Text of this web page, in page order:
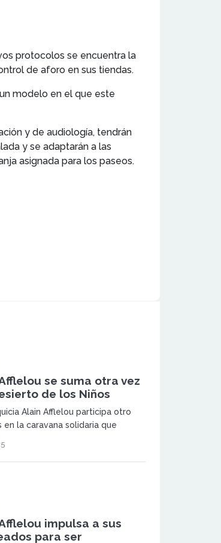
protocolos se encuentra la
de aforo en sus tiendas.
modelo en el que este
y de audiología, tendrán
y se adaptarán a las
asignada para los paseos.
se suma otra vez
de los Niños
Alain Afflelou participa otro
en la caravana solidaria que
que habitan en el Sáhara
impulsa a sus
para ser